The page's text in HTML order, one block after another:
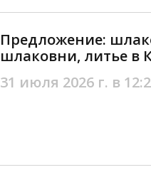
Предложение:
шлаковни, литье в
31 июля 2026 г. в